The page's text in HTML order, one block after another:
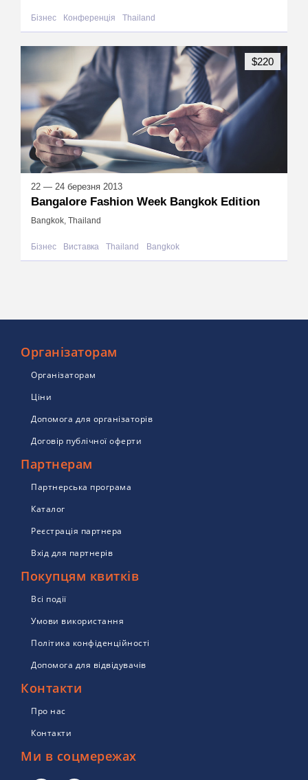
Бізнес Конференція Thailand
22 — 24 березня 2013
Bangalore Fashion Week Bangkok Edition
Bangkok, Thailand
Бізнес Виставка Thailand Bangkok
$220
Організаторам
Організаторам
Ціни
Допомога для організаторів
Договір публічної оферти
Партнерам
Партнерська програма
Каталог
Реєстрація партнера
Вхід для партнерів
Покупцям квитків
Всі події
Умови використання
Політика конфіденційності
Допомога для відвідувачів
Контакти
Про нас
Контакти
Ми в соцмережах